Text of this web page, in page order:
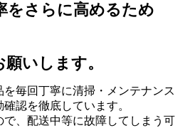
をさらに高めるため
いします。
毎回丁寧に清掃・メンテナンス
認を徹底しています。
、配送中等に故障してしまう可